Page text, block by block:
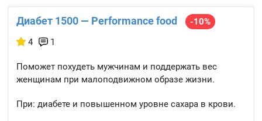
Диабет 1500 — Performance food
-10%
4
1
Поможет похудеть мужчинам и поддержать вес
женщинам при малоподвижном образе жизни.
При: диабете и повышенном уровне сахара в крови.